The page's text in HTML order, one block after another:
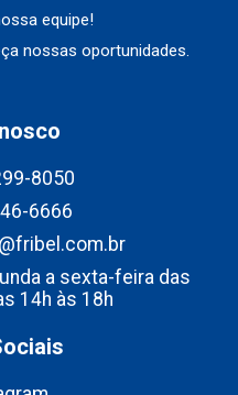
equipe!
nossas oportunidades.
8050
6666
a sexta-feira das
14h às 18h